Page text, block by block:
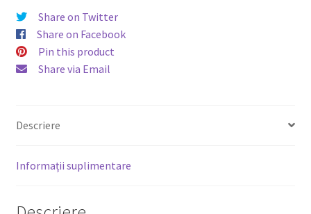
Share on Twitter
Share on Facebook
Pin this product
Share via Email
Descriere
Informații suplimentare